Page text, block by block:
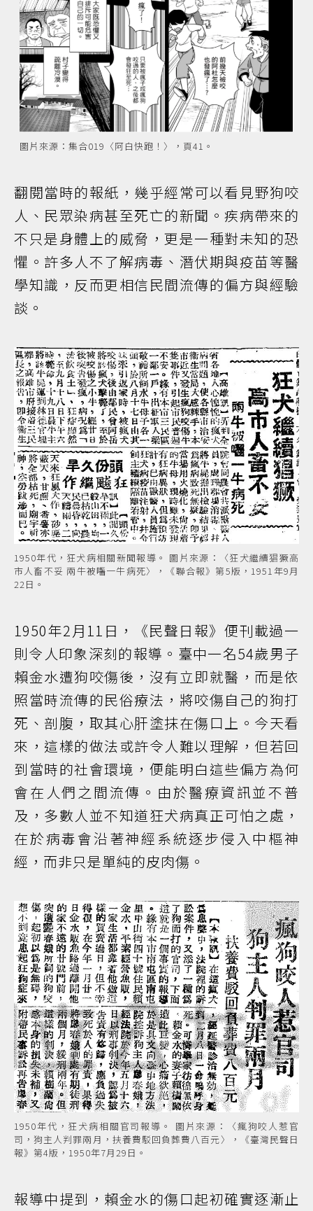
圖片來源：集合019〈阿白快跑！〉，頁41。
翻閱當時的報紙，幾乎經常可以看見野狗咬
人、民眾染病甚至死亡的新聞。疾病帶來的
不只是身體上的威脅，更是一種對未知的恐
懼。許多人不了解病毒、潛伏期與疫苗等醫
學知識，反而更相信民間流傳的偏方與經驗
談。
1950年代，狂犬病相關新聞報導。 圖片來源：〈狂犬繼續猖獗高
市人畜不妥 兩牛被囓一牛病死〉，《聯合報》第5版，1951年9月
22日。
1950年2月11日，《民聲日報》便刊載過一
則令人印象深刻的報導。臺中一名54歲男子
賴金水遭狗咬傷後，沒有立即就醫，而是依
照當時流傳的民俗療法，將咬傷自己的狗打
死、剖腹，取其心肝塗抹在傷口上。今天看
來，這樣的做法或許令人難以理解，但若回
到當時的社會環境，便能明白這些偏方為何
會在人們之間流傳。由於醫療資訊並不普
及，多數人並不知道狂犬病真正可怕之處，
在於病毒會沿著神經系統逐步侵入中樞神
經，而非只是單純的皮肉傷。
1950年代，狂犬病相關官司報導。 圖片來源：〈瘋狗咬人惹官
司，狗主人判罪兩月，扶養費駁回負葬費八百元〉，《臺灣民聲日
報》第4版，1950年7月29日。
報導中提到，賴金水的傷口起初確實逐漸止